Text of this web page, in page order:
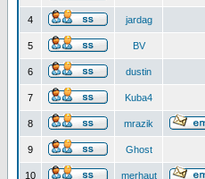
4 jardag
5 BV
6 dustin
7 Kuba4
8 mrazik
9 Ghost
10 merhaut